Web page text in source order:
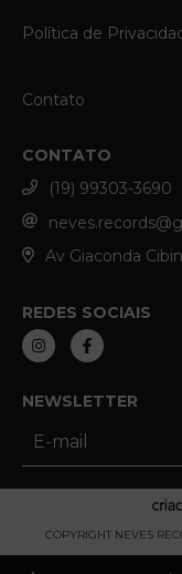
Política de
Contato
CONTATO
(19) 99303-3690
Av Giaconda
REDES SOCIAIS
NEWSLETTER
COPYRIGHT NEVES